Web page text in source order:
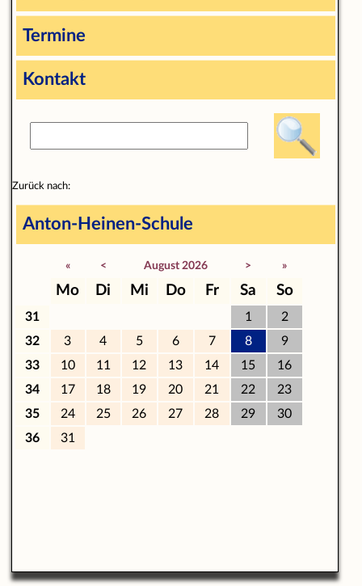
Termine
Kontakt
Zurück nach:
Anton-Heinen-Schule